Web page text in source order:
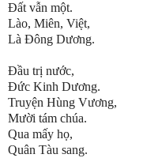
Đất vẫn một.
Lào, Miên, Việt,
Là Đông Dương.
Đầu trị nước,
Đức Kinh Dương.
Truyện Hùng Vương,
Mười tám chúa.
Qua mấy họ,
Quân Tàu sang.